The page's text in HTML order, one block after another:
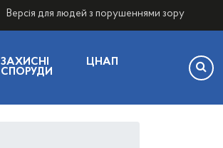
Версія для людей з порушеннями зору
ЗАХИСНІ
СПОРУДИ
ЦНАП